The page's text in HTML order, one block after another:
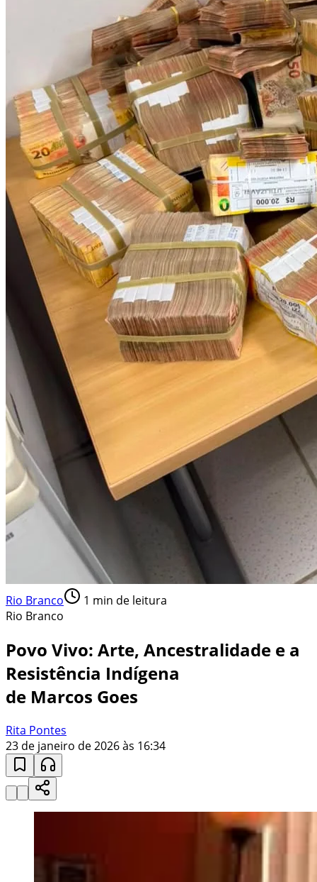
Rio Branco 1 min de leitura
Rio Branco
Povo Vivo: Arte, Ancestralidade e a
Resistência Indígena
de Marcos Goes
Rita Pontes
23 de janeiro de 2026 às 16:34